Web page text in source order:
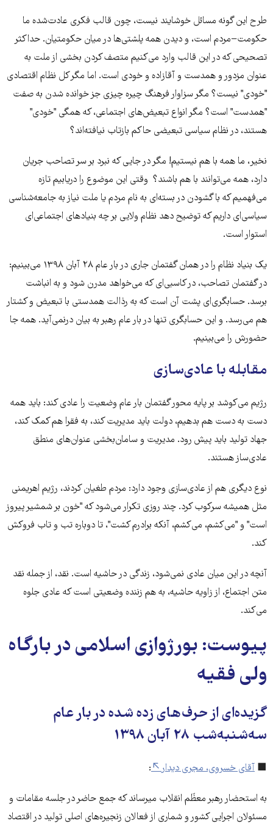
طرح این گونه مسائل خوشایند نیست، چون قالب فکری عادت‌شده ما
حکومت−مردم است، و دیدن همه پلشتی‌ها در میان حکومتیان. حداکثر
تصحیحی که در این قالب وارد می‌کنیم متصف کردن بخشی از ملت به
عنوان مزدور و همدست و آقازاده و خودی است. اما مگر کل نظام اقتصادی
"خودی" نیست؟ مگر سزاوار فرهنگ چیره چیزی جز خوانده شدن به صفت
"همدست" است؟ مگر انواع تبعیض‌های اجتماعی، که همگی "خودی"
هستند، در نظام سیاسی تبعیضی حاکم بازتاب نیافته‌اند؟
نخیر، ما همه با هم نیستیم! مگر در جایی که نبرد بر سر تصاحب جریان
دارد، همه می‌توانند با هم باشند؟ وقتی این موضوع را دریابیم تازه
می‌فهمیم که با گشودن در بسته‌ای به نام مردم یا ملت نیاز به جامعه‌شناسی
سیاسی‌ای داریم که توضیح دهد نظام ولایی بر چه بنیادهای اجتماعی‌ای
استوار است.
یک بنیاد نظام را در همان گفتمان جاری در بار عام ۲۸ آبان ۱۳۹۸ می‌بینیم:
در گفتمان تصاحب، در کاسبی‌ای که می‌خواهد مدرن شود و به انباشت
برسد. حسابگری‌ای پشت آن است که به رذالت همدستی با تبعیض و کشتار
هم می‌رسد. و این حسابگری تنها در بار عام رهبر به بیان درنمی‌آید. همه جا
حضورش را می‌بینیم.
مقابله با عادی‌سازی
رژیم می‌کوشد بر پایه محور گفتمان بار عام وضعیت را عادی کند: باید همه
دست به دست هم بدهیم، دولت باید مدیریت کند، به فقرا هم کمک کند،
جهاد تولید باید پیش رود. مدیریت و سامان‌بخشی عنوان‌های منطق
عادی‌ساز هستند.
نوع دیگری هم از عادی‌سازی وجود دارد: مردم طغیان کردند، رژیم اهریمنی
مثل همیشه سرکوب کرد. چند روزی تکرار می‌شود که "خون بر شمشیر پیروز
است" و "می‌کشم، می‌کشم، آنکه برادرم کشت"، تا دوباره تب و تاب فروکش
کند.
آنچه در این میان عادی نمی‌شود، زندگی در حاشیه است. نقد، از جمله نقد
متن اجتماع، از زاویه حاشیه، به هم زننده وضعیتی است که عادی جلوه
می‌کند.
پیوست: بورژوازی اسلامی در بارگاه
ولی فقیه
گزیده‌‌ای از حرف‌های زده شده در بار عام
سه‌شنبه‌شب ۲۸ آبان ۱۳۹۸
■ آقای خسروی، مجری دیدار :
به استحضار رهبر معظّم انقلاب میرساند که جمع حاضر در جلسه مقامات و
مسئولان اجرایی کشور و شماری از فعالان زنجیره‌های اصلی تولید در اقتصاد